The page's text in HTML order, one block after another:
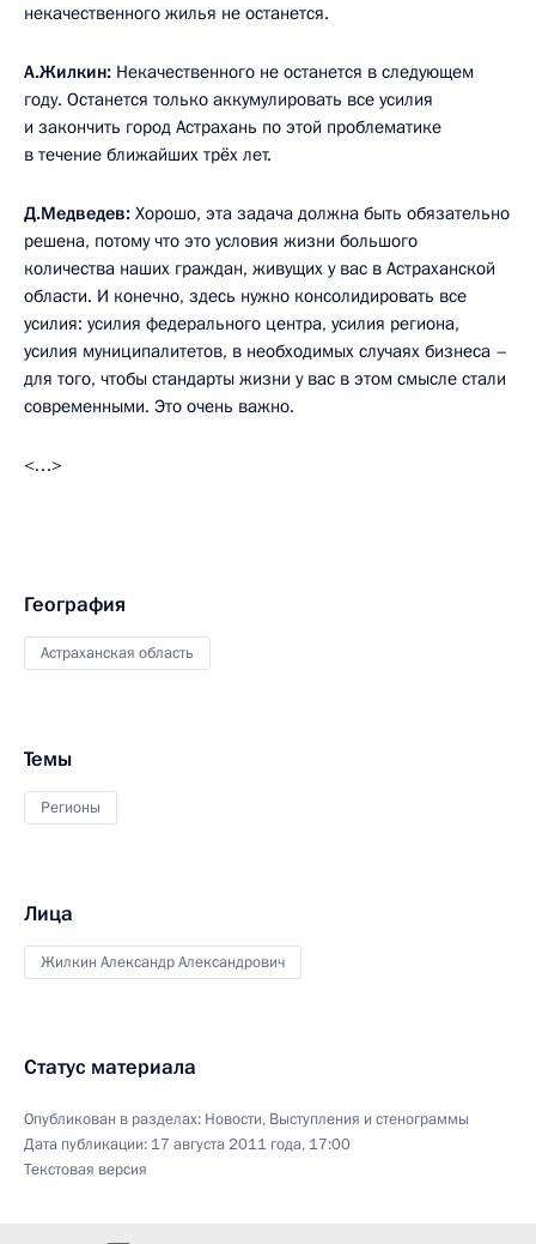
некачественного жилья не останется.
А.Жилкин: Некачественного не останется в следующем
году. Останется только аккумулировать все усилия
и закончить город Астрахань по этой проблематике
в течение ближайших трёх лет.
Д.Медведев: Хорошо, эта задача должна быть обязательно
решена, потому что это условия жизни большого
количества наших граждан, живущих у вас в Астраханской
области. И конечно, здесь нужно консолидировать все
усилия: усилия федерального центра, усилия региона,
усилия муниципалитетов, в необходимых случаях бизнеса –
для того, чтобы стандарты жизни у вас в этом смысле стали
современными. Это очень важно.
<…>
География
Астраханская область
Темы
Регионы
Лица
Жилкин Александр Александрович
Статус материала
Опубликован в разделах: Новости, Выступления и стенограммы
Дата публикации: 17 августа 2011 года, 17:00
Текстовая версия